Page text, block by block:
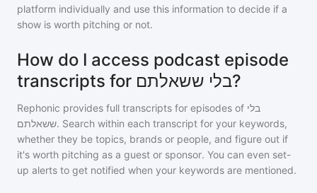
platform individually and use this information to decide if a
show is worth pitching or not.
How do I access podcast episode
transcripts for בלי ששאלתם?
Rephonic provides full transcripts for episodes of בלי
ששאלתם. Search within each transcript for your keywords,
whether they be topics, brands or people, and figure out if
it's worth pitching as a guest or sponsor. You can even set-
up alerts to get notified when your keywords are mentioned.